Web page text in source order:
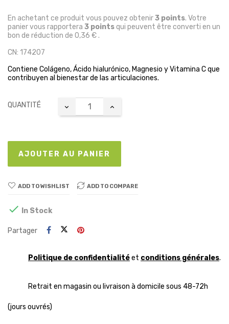
En achetant ce produit vous pouvez obtenir3 points. Votre
panier vous rapportera 3 pointsqui peuvent être converti en un
bon de réduction de 0,36 €.
CN: 174207
Contiene Colágeno, Ácido hialurónico, Magnesio y Vitamina C que
contribuyen al bienestar de las articulaciones.
QUANTITÉ
AJOUTER AU PANIER
ADD TO WISHLIST ADD TO COMPARE
 In Stock
Partager
Politique de confidentialitéet conditions générales.
Retrait en magasin ou livraison à domicile sous 48-72h
(jours ouvrés)